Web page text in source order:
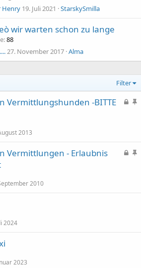
Henry 19. Juli 2021 StarskySmilla
wir warten schon zu lange
88
27. November 2017 Alma
Filter
G
r
S
y
Vermittlungshunden -BITTE
2013
G S
Vermittlungen - Erlaubnis
2010
2024
2023